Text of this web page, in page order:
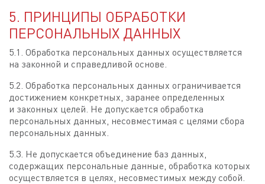
5. ПРИНЦИПЫ ОБРАБОТКИ
ПЕРСОНАЛЬНЫХ ДАННЫХ
5.1. Обработка персональных данных осуществляется
на законной и справедливой основе.
5.2. Обработка персональных данных ограничивается
достижением конкретных, заранее определенных
и законных целей. Не допускается обработка
персональных данных, несовместимая с целями сбора
персональных данных.
5.3. Не допускается объединение баз данных,
содержащих персональные данные, обработка которых
осуществляется в целях, несовместимых между собой.